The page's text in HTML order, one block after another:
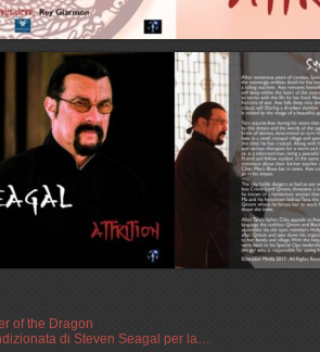
of the Dragon
di Steven Seagal per la…